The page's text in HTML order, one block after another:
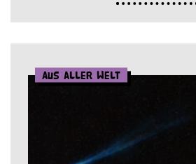
Aus aller Welt